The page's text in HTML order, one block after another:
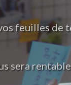
feuilles de
sera